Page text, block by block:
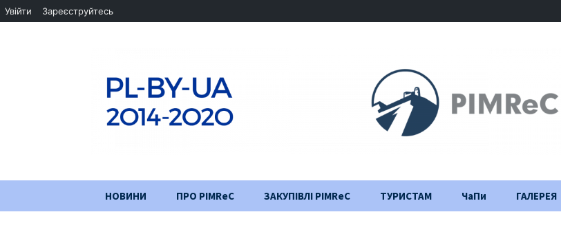
НОВИНИ ПРО PIMReC ЗАКУПІВЛІ PIMReC ТУРИСТАМ ЧаПи ГАЛЕРЕЯ
Увійти Зареєструйтесь